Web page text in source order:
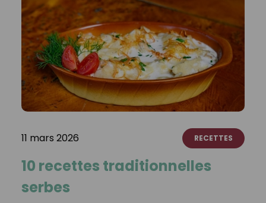
11 mars 2026 RECETTES
10 recettes traditionnelles
serbes